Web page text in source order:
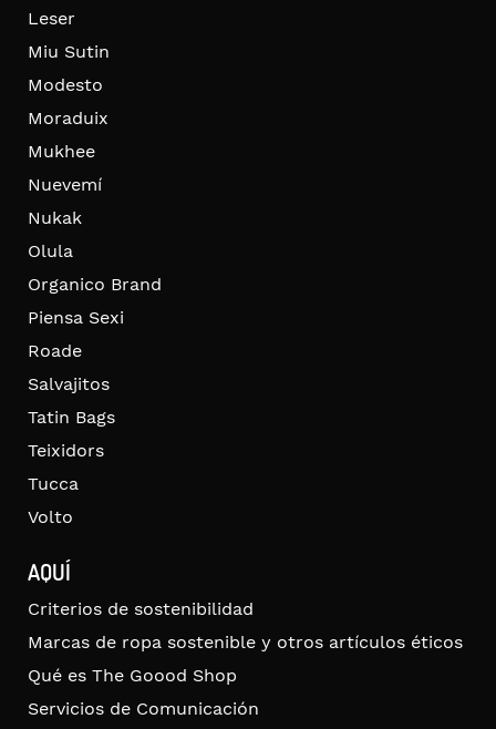
Leser
Miu Sutin
Modesto
Moraduix
Mukhee
Nuevemí
Nukak
Olula
Organico Brand
Piensa Sexi
Roade
Salvajitos
Tatin Bags
Teixidors
Tucca
Volto
AQUÍ
Criterios de sostenibilidad
Marcas de ropa sostenible y otros artículos éticos
Qué es The Goood Shop
Servicios de Comunicación